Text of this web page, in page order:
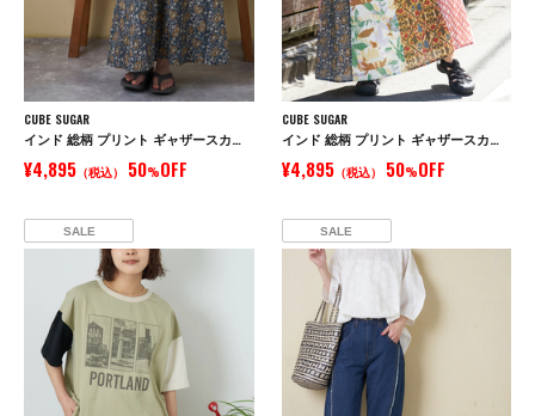
CUBE SUGAR
インド 総柄 プリント ギャザースカート
¥4,895 （税込） 50%OFF
CUBE SUGAR
インド 総柄 プリント ギャザースカート
¥4,895（税込） 50%OFF
SALE SALE